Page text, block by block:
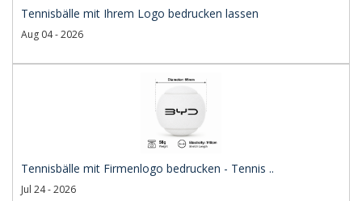
Tennisbälle mit Ihrem Logo bedrucken lassen
Aug 04 - 2026
Tennisbälle mit Firmenlogo bedrucken - Tennis ..
Jul 24 - 2026